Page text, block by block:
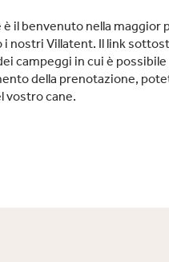
è il benvenuto nella maggior
i nostri Villatent. Il link
campeggi in cui è
della prenotazione,
vostro cane.